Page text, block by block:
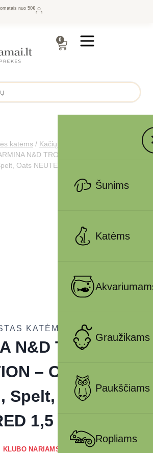
nuo 50€
0
Šunims
Katėms
Graužikams
Paukščiams
Ropliams
katėms / Kačių maistas
N&D TROPICAL SELECTION –
Oats NEUTERED 1,5 kg
KATĖMS
N&D TROPICAL
– CAT Dry
Spelt, Oats
1,5 kg
NARIAMS 20.99€